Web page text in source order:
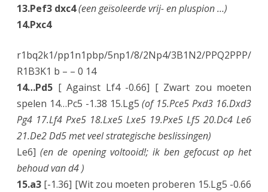
13.Pef3 dxc4(een geïsoleerde vrij- en pluspion …)
14.Pxc4
r1bq2k1/pp1n1pbp/5np1/8/2Np4/3B1N2/PPQ2PPP/
R1B3K1 b – – 0 14
14…Pd5 [ Against Lf4 -0.66] [ Zwart zou moeten
spelen 14…Pc5 -1.38 15.Lg5(of 15.Pce5 Pxd3 16.Dxd3
Pg4 17.Lf4 Pxe5 18.Lxe5 Lxe5 19.Pxe5 Lf5 20.Dc4 Le6
21.De2 Dd5 met veel strategische beslissingen)
Le6](en de opening voltooid!; ik ben gefocust op het
behoud van d4 )
15.a3 [-1.36] [Wit zou moeten proberen 15.Lg5 -0.66